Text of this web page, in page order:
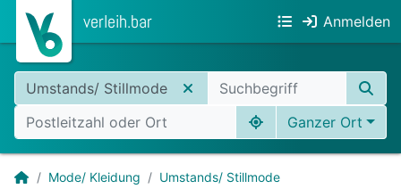
verleih.bar Anmelden
Umstands/ Stillmode
Ganzer Ort
Mode/ Kleidung Umstands/ Stillmode